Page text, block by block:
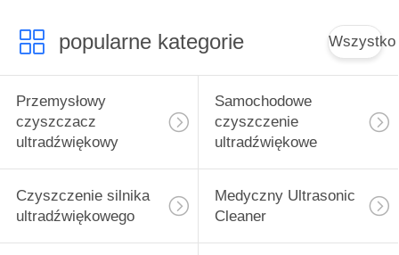
popularne kategorie Wszystko
Przemysłowy
czyszczacz
ultradźwiękowy
Samochodowe
czyszczenie
ultradźwiękowe
Czyszczenie silnika
ultradźwiękowego
Medyczny Ultrasonic
Cleaner